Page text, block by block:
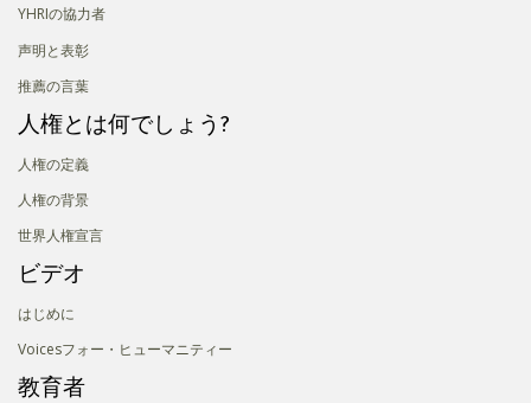
YHRIの協力者
声明と表彰
推薦の言葉
人権とは何でしょう?
人権の定義
人権の背景
世界人権宣言
ビデオ
はじめに
Voicesフォー・ヒューマニティー
教育者